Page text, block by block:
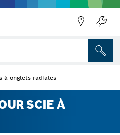
à onglets radiales
SCIE À